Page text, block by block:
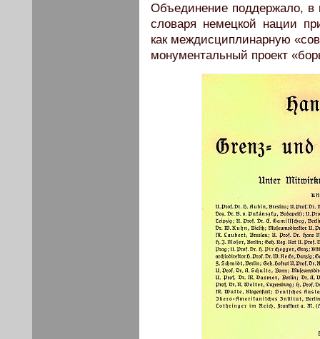
Объединение поддержало, в
словаря немецкой нации
как междисциплинарную
монументальный проект